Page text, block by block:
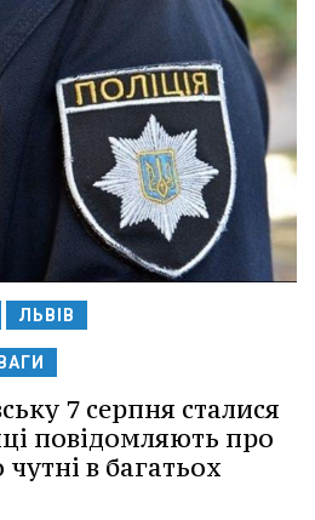
ЛЬВІВ
7 серпня сталися
повідомляють про
в багатьох